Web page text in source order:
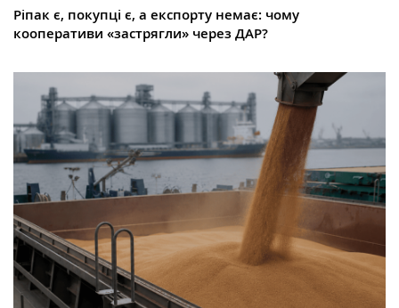
Ріпак є, покупці є, а експорту немає: чому
кооперативи «застрягли» через ДАР?